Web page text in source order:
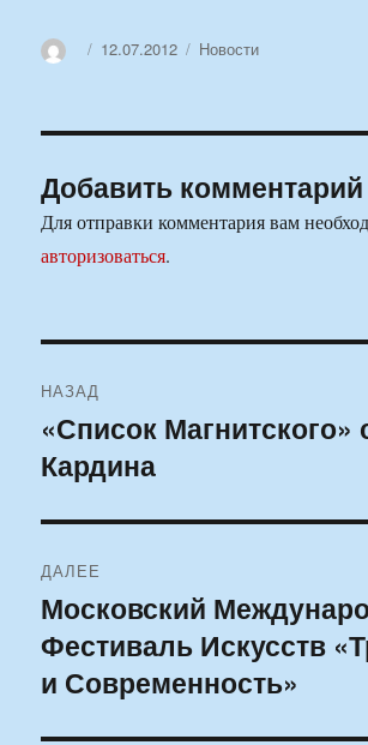
АвторОпубликовано
12.07.2012 Рубрики
Новости
Добавить комментарий
Для отправки комментария вам
авторизоваться.
по
записям
НАЗАД
Предыдущая
запись:
«Список Магнитского»
Кардина
ДАЛЕЕ
Следующая
запись:
Московский
Фестиваль Искусств
и Современность»